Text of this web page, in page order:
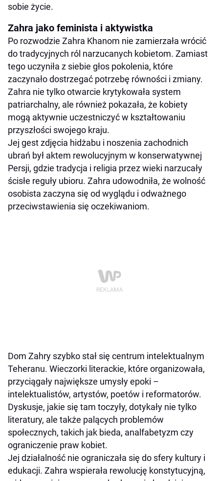
sobie życie.
Zahra jako feminista i aktywistka
Po rozwodzie Zahra Khanom nie zamierzała wrócić
do tradycyjnych ról narzucanych kobietom. Zamiast
tego uczyniła z siebie głos pokolenia, które
zaczynało dostrzegać potrzebę równości i zmiany.
Zahra nie tylko otwarcie krytykowała system
patriarchalny, ale również pokazała, że kobiety
mogą aktywnie uczestniczyć w kształtowaniu
przyszłości swojego kraju.
Jej gest zdjęcia hidżabu i noszenia zachodnich
ubrań był aktem rewolucyjnym w konserwatywnej
Persji, gdzie tradycja i religia przez wieki narzucały
ścisłe reguły ubioru. Zahra udowodniła, że wolność
osobista zaczyna się od wyglądu i odważnego
przeciwstawienia się oczekiwaniom.
Dom Zahry szybko stał się centrum intelektualnym
Teheranu. Wieczorki literackie, które organizowała,
przyciągały największe umysły epoki –
intelektualistów, artystów, poetów i reformatorów.
Dyskusje, jakie się tam toczyły, dotykały nie tylko
literatury, ale także palących problemów
społecznych, takich jak bieda, analfabetyzm czy
ograniczenie praw kobiet.
Jej działalność nie ograniczała się do sfery kultury i
edukacji. Zahra wspierała rewolucję konstytucyjną,